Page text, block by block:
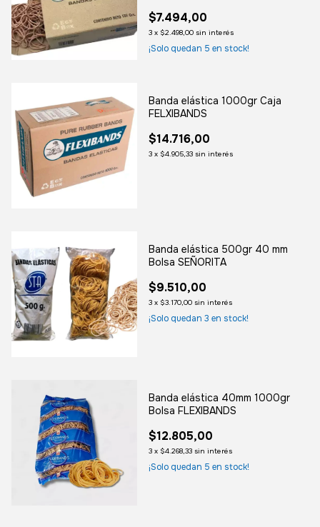
$7.494,00
3 x $2.498,00 sin interés
¡Solo quedan 5 en stock!
Banda elástica 1000gr Caja
FELXIBANDS
$14.716,00
3 x $4.905,33 sin interés
Banda elástica 500gr 40 mm
Bolsa SEÑORITA
$9.510,00
3 x $3.170,00 sin interés
¡Solo quedan 3 en stock!
Banda elástica 40mm 1000gr
Bolsa FLEXIBANDS
$12.805,00
3 x $4.268,33 sin interés
¡Solo quedan 5 en stock!